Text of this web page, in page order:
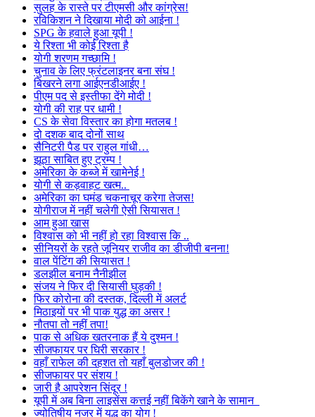
सुलह के रास्ते पर टीएमसी और कांग्रेस!
रविकिशन ने दिखाया मोदी को आईना !
SPG के हवाले हुआ यूपी !
ये रिश्ता भी कोई रिश्ता है
योगी शरणम गच्छामि !
चुनाव के लिए फ्रंटलाइनर बना संघ !
बिखरने लगा आईएनडीआईए !
पीएम पद से इस्तीफा देंगे मोदी !
योगी की राह पर धामी !
CS के सेवा विस्तार का होगा मतलब !
दो दशक बाद दोनों साथ
सैनिटरी पैड पर राहुल गांधी…
झूठा साबित हुए ट्रम्प !
अमेरिका के कब्जे में खामेनेई !
योगी से कड़वाहट खत्म..
अमेरिका का घमंड चकनाचूर करेगा तेजस!
योगीराज में नहीं चलेगी ऐसी सियासत !
आम हुआ खास
विश्वास को भी नहीं हो रहा विश्वास कि ..
सीनियरों के रहते जूनियर राजीव का डीजीपी बनना!
वाल पेंटिंग की सियासत !
डलझील बनाम नैनीझील
संजय ने फिर दी सियासी घुड़की !
फिर कोरोना की दस्तक, दिल्ली में अलर्ट
मिठाइयों पर भी पाक युद्ध का असर !
नौतपा तो नहीं तपा!
पाक से अधिक खतरनाक हैं ये दुश्मन !
सीजफायर पर घिरी सरकार !
वहाँ राफेल की दहशत तो यहाँ बुलडोजर की !
सीजफायर पर संशय !
जारी है आपरेशन सिंदूर !
यूपी में अब बिना लाइसेंस कत्तई नहीं बिकेंगे खाने के सामान
ज्योतिषीय नजर में युद्ध का योग !